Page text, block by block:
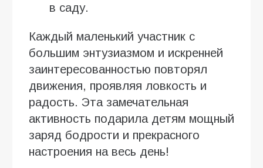
в саду.
Каждый маленький участник с
большим энтузиазмом и искренней
заинтересованностью повторял
движения, проявляя ловкость и
радость. Эта замечательная
активность подарила детям мощный
заряд бодрости и прекрасного
настроения на весь день!